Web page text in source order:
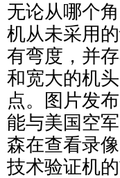
无论从哪个
机从未采用
有弯度，并
和宽大的机
点。图片发
能与美国空
森在查看录
技术验证机